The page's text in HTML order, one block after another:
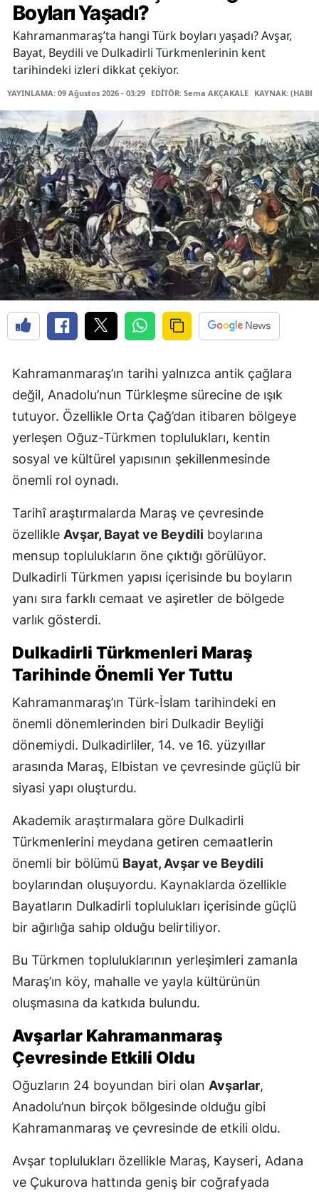
Boyları Yaşadı?
Kahramanmaraş’ta hangi Türk boyları yaşadı? Avşar,
Bayat, Beydili ve Dulkadirli Türkmenlerinin kent
tarihindeki izleri dikkat çekiyor.
YAYINLAMA: 09 Ağustos 2026 - 03:29 EDİTÖR: Sema AKÇAKALE KAYNAK:
Kahramanmaraş’ın tarihi yalnızca antik çağlara
değil, Anadolu’nun Türkleşme sürecine de ışık
tutuyor. Özellikle Orta Çağ’dan itibaren bölgeye
yerleşen Oğuz-Türkmen toplulukları, kentin
sosyal ve kültürel yapısının şekillenmesinde
önemli rol oynadı.
Tarihî araştırmalarda Maraş ve çevresinde
özellikle Avşar, Bayat ve Beydili boylarına
mensup toplulukların öne çıktığı görülüyor.
Dulkadirli Türkmen yapısı içerisinde bu boyların
yanı sıra farklı cemaat ve aşiretler de bölgede
varlık gösterdi.
Dulkadirli Türkmenleri Maraş
Tarihinde Önemli Yer Tuttu
Kahramanmaraş’ın Türk-İslam tarihindeki en
önemli dönemlerinden biri Dulkadir Beyliği
dönemiydi. Dulkadirliler, 14. ve 16. yüzyıllar
arasında Maraş, Elbistan ve çevresinde güçlü bir
siyasi yapı oluşturdu.
Akademik araştırmalara göre Dulkadirli
Türkmenlerini meydana getiren cemaatlerin
önemli bir bölümü Bayat, Avşar ve Beydili
boylarından oluşuyordu. Kaynaklarda özellikle
Bayatların Dulkadirli toplulukları içerisinde güçlü
bir ağırlığa sahip olduğu belirtiliyor.
Bu Türkmen topluluklarının yerleşimleri zamanla
Maraş’ın köy, mahalle ve yayla kültürünün
oluşmasına da katkıda bulundu.
Avşarlar Kahramanmaraş
Çevresinde Etkili Oldu
Oğuzların 24 boyundan biri olan Avşarlar,
Anadolu’nun birçok bölgesinde olduğu gibi
Kahramanmaraş ve çevresinde de etkili oldu.
Avşar toplulukları özellikle Maraş, Kayseri, Adana
ve Çukurova hattında geniş bir coğrafyada